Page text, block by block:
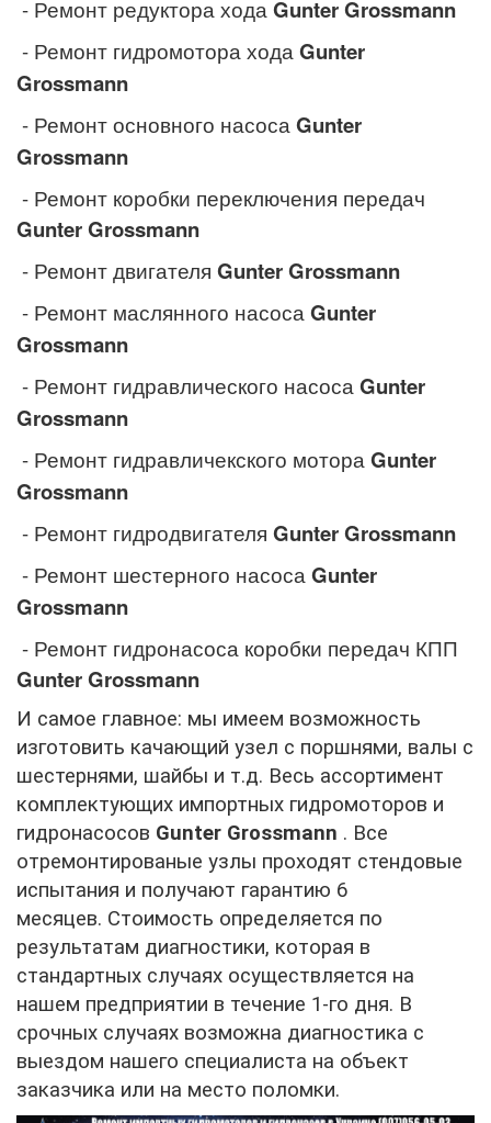
- Ремонт редуктора ходаGunter Grossmann
- Ремонт гидромотора ходаGunter
Grossmann
- Ремонт основного насосаGunter
Grossmann
- Ремонт коробки переключения передач
Gunter Grossmann
- Ремонт двигателя Gunter Grossmann
- Ремонт маслянного насосаGunter
Grossmann
- Ремонт гидравлического насосаGunter
Grossmann
- Ремонт гидравличекского мотораGunter
Grossmann
- Ремонт гидродвигателя Gunter Grossmann
- Ремонт шестерного насосаGunter
Grossmann
- Ремонт гидронасоса коробки передач КПП
Gunter Grossmann
И самое главное: мы имеем возможность
изготовить качающий узел с поршнями, валы с
шестернями, шайбы и т.д. Весь ассортимент
комплектующих импортных гидромоторов и
гидронасосов Gunter Grossmann . Все
отремонтированые узлы проходят стендовые
испытания и получают гарантию 6
месяцев. Стоимость определяется по
результатам диагностики, которая в
стандартных случаях осуществляется на
нашем предприятии в течение 1-го дня. В
срочных случаях возможна диагностика с
выездом нашего специалиста на объект
заказчика или на место поломки.